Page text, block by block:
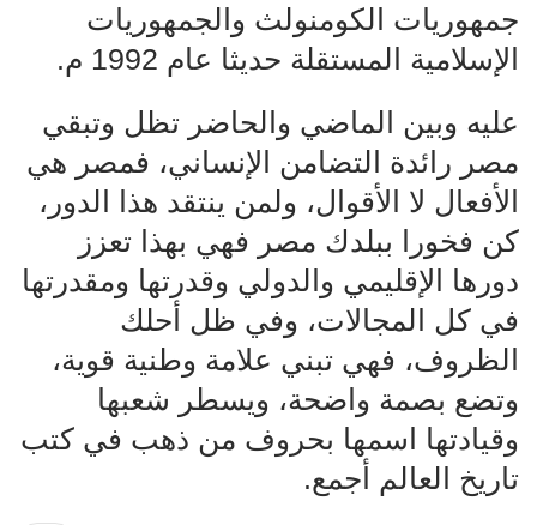
جمهوريات الكومنولث والجمهوريات
الإسلامية المستقلة حديثا عام 1992 م.
عليه وبين الماضي والحاضر تظل وتبقي
مصر رائدة التضامن الإنساني، فمصر هي
الأفعال لا الأقوال، ولمن ينتقد هذا الدور،
كن فخورا ببلدك مصر فهي بهذا تعزز
دورها الإقليمي والدولي وقدرتها ومقدرتها
في كل المجالات، وفي ظل أحلك
الظروف، فهي تبني علامة وطنية قوية،
وتضع بصمة واضحة، ويسطر شعبها
وقيادتها اسمها بحروف من ذهب في كتب
تاريخ العالم أجمع.